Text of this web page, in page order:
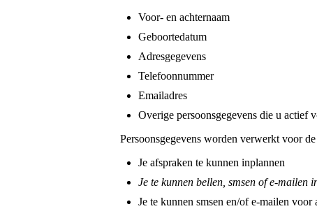
Voor- en achternaam
Geboortedatum
Adresgegevens
Telefoonnummer
Emailadres
Overige persoonsgegevens die u actief
Persoonsgegevens worden verwerkt voor
Je afspraken te kunnen inplannen
Je te kunnen bellen, smsen of e-mailen
Je te kunnen smsen en/of e-mailen